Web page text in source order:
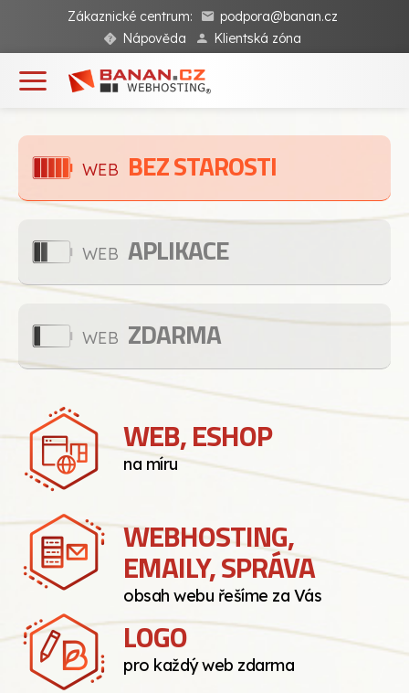
Zákaznické centrum:
podpora@banan.cz
Nápověda
Klientská zóna
WEB BEZ STAROSTI
WEB APLIKACE
WEB ZDARMA
WEB, ESHOP
na míru
WEBHOSTING,
EMAILY, SPRÁVA
obsah webu řešíme za Vás
LOGO
pro každý web zdarma